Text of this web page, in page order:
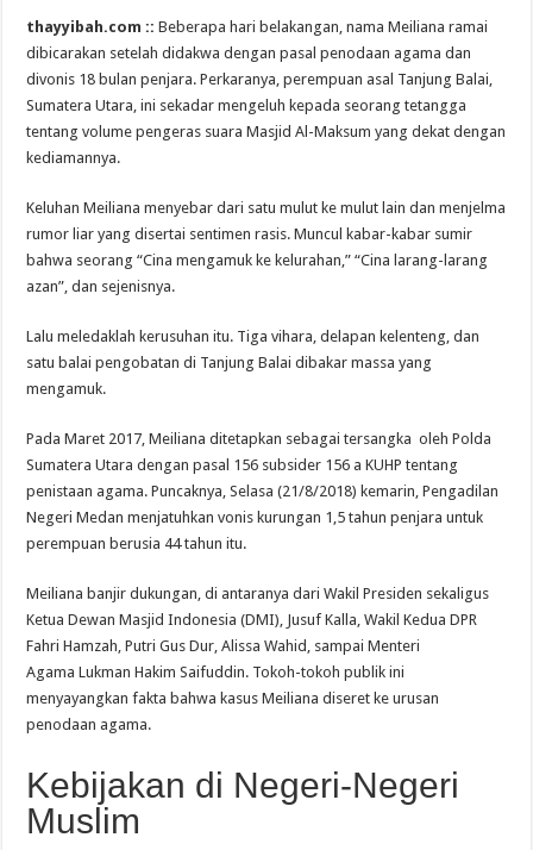
thayyibah.com ::Beberapa hari belakangan, nama Meiliana ramai
dibicarakan setelah didakwa dengan pasal penodaan agama dan
divonis 18 bulan penjara. Perkaranya, perempuan asal Tanjung Balai,
Sumatera Utara, ini sekadar mengeluh kepada seorang tetangga
tentang volume pengeras suara Masjid Al-Maksum yang dekat dengan
kediamannya.
Keluhan Meiliana menyebar dari satu mulut ke mulut lain dan menjelma
rumor liar yang disertai sentimen rasis. Muncul kabar-kabar sumir
bahwa seorang “Cina mengamuk ke kelurahan,” “Cina larang-larang
azan”, dan sejenisnya.
Lalu meledaklah kerusuhan itu. Tiga vihara, delapan kelenteng, dan
satu balai pengobatan di Tanjung Balai dibakar massa yang
mengamuk.
Pada Maret 2017, Meiliana ditetapkan sebagai tersangka oleh Polda
Sumatera Utara dengan pasal 156 subsider 156 a KUHP tentang
penistaan agama. Puncaknya, Selasa (21/8/2018) kemarin, Pengadilan
Negeri Medan menjatuhkan vonis kurungan 1,5 tahun penjara untuk
perempuan berusia 44 tahun itu.
Meiliana banjir dukungan, di antaranya dari Wakil Presiden sekaligus
Ketua Dewan Masjid Indonesia (DMI), Jusuf Kalla, Wakil Kedua DPR
Fahri Hamzah, Putri Gus Dur, Alissa Wahid, sampai Menteri
Agama Lukman Hakim Saifuddin. Tokoh-tokoh publik ini
menyayangkan fakta bahwa kasus Meiliana diseret ke urusan
penodaan agama.
Kebijakan di Negeri-Negeri
Muslim